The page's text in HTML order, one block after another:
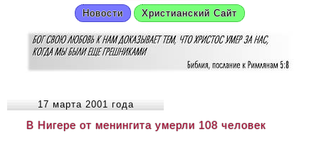
Новости Христианский Сайт
17 марта 2001 года
В Нигере от менингита умерли 108 человек